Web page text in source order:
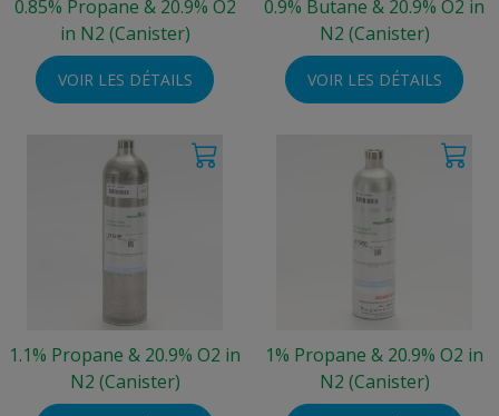
0.85% Propane & 20.9% O2
in N2 (Canister)
VOIR LES DÉTAILS
0.9% Butane & 20.9% O2 in
N2 (Canister)
VOIR LES DÉTAILS
1.1% Propane & 20.9% O2 in
N2 (Canister)
1% Propane & 20.9% O2 in
N2 (Canister)